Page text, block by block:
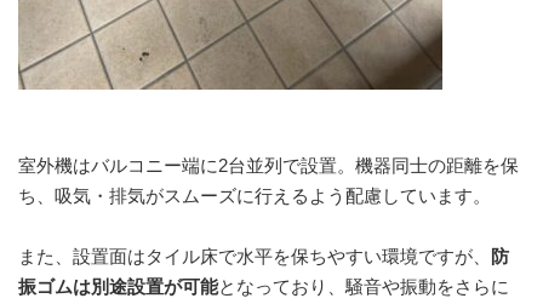
室外機はバルコニー端に2台並列で設置。機器同士の距離を保
ち、吸気・排気がスムーズに行えるよう配慮しています。
また、設置面はタイル床で水平を保ちやすい環境ですが、
防
振ゴムは別途設置が可能となっており、騒音や振動をさらに